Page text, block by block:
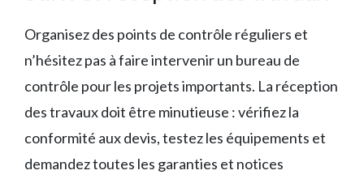
Organisez des points de contrôle réguliers et
n’hésitez pas à faire intervenir un bureau de
contrôle pour les projets importants. La réception
des travaux doit être minutieuse : vérifiez la
conformité aux devis, testez les équipements et
demandez toutes les garanties et notices